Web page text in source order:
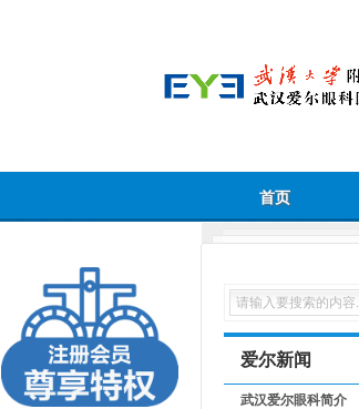
首页
爱尔新闻
武汉爱尔眼科简介